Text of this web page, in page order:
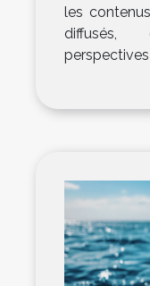
les
diffusés,